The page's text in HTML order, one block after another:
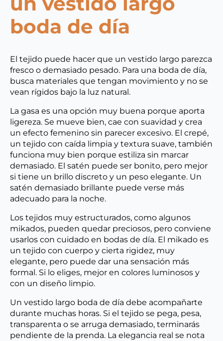
boda de día
El tejido puede hacer que un vestido largo parezca
fresco o demasiado pesado. Para una boda de día,
busca materiales que tengan movimiento y no se
vean rígidos bajo la luz natural.
La gasa es una opción muy buena porque aporta
ligereza. Se mueve bien, cae con suavidad y crea
un efecto femenino sin parecer excesivo. El crepé,
un tejido con caída limpia y textura suave, también
funciona muy bien porque estiliza sin marcar
demasiado. El satén puede ser bonito, pero mejor
si tiene un brillo discreto y un peso elegante. Un
satén demasiado brillante puede verse más
adecuado para la noche.
Los tejidos muy estructurados, como algunos
mikados, pueden quedar preciosos, pero conviene
usarlos con cuidado en bodas de día. El mikado es
un tejido con cuerpo y cierta rigidez, muy
elegante, pero puede dar una sensación más
formal. Si lo eliges, mejor en colores luminosos y
con un diseño limpio.
Un vestido largo boda de día debe acompañarte
durante muchas horas. Si el tejido se pega, pesa,
transparenta o se arruga demasiado, terminarás
pendiente de la prenda. La elegancia real se nota